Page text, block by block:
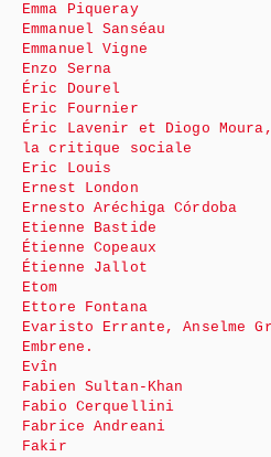
Emma Piqueray
Emmanuel Sanséau
Emmanuel Vigne
Enzo Serna
Éric Dourel
Eric Fournier
Éric Lavenir et Diogo
la critique sociale
Eric Louis
Ernest London
Ernesto Aréchiga Córdoba
Etienne Bastide
Étienne Copeaux
Étienne Jallot
Etom
Ettore Fontana
Evaristo Errante, Anselme
Embrene.
Evîn
Fabien Sultan-Khan
Fabio Cerquellini
Fabrice Andreani
Fakir